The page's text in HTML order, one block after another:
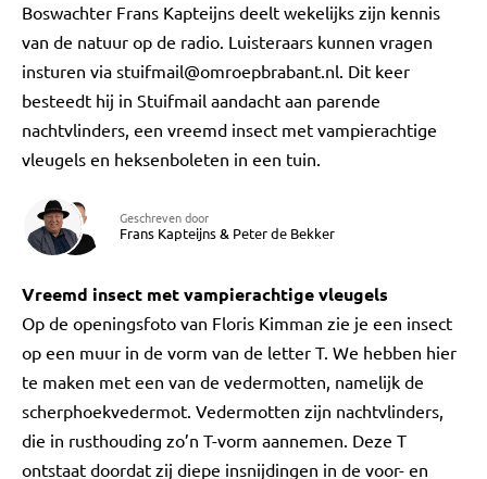
Boswachter Frans Kapteijns deelt wekelijks zijn kennis
van de natuur op de radio. Luisteraars kunnen vragen
insturen via stuifmail@omroepbrabant.nl. Dit keer
besteedt hij in Stuifmail aandacht aan parende
nachtvlinders, een vreemd insect met vampierachtige
vleugels en heksenboleten in een tuin.
Geschreven door
Frans Kapteijns& Peter de Bekker
Vreemd insect met vampierachtige vleugels
Op de openingsfoto van Floris Kimman zie je een insect
op een muur in de vorm van de letter T. We hebben hier
te maken met een van de vedermotten, namelijk de
scherphoekvedermot. Vedermotten zijn nachtvlinders,
die in rusthouding zo’n T-vorm aannemen. Deze T
ontstaat doordat zij diepe insnijdingen in de voor- en